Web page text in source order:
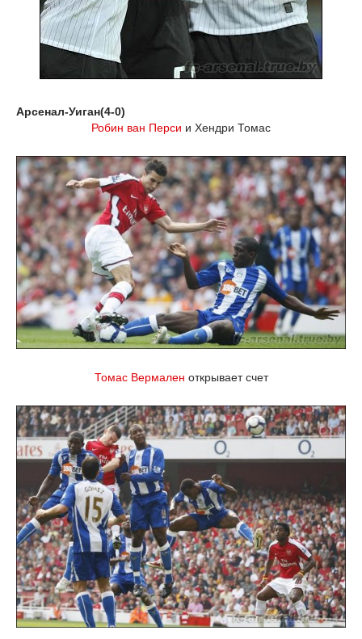
Арсенал-Уиган(4-0)
Робин ван Перси и Хендри Томас
Томас Вермален открывает счет